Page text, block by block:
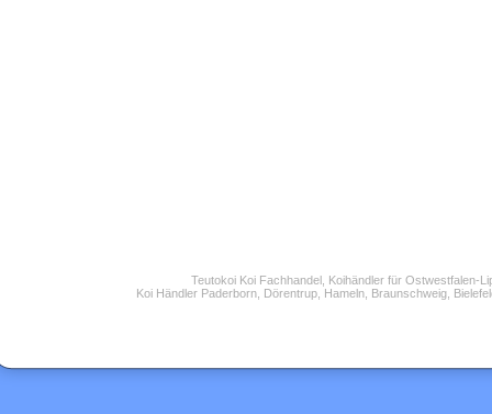
Teutokoi Koi Fachhandel, Koihändler für Ostwestfalen-
Koi Händler Paderborn, Dörentrup, Hameln, Braunschweig,